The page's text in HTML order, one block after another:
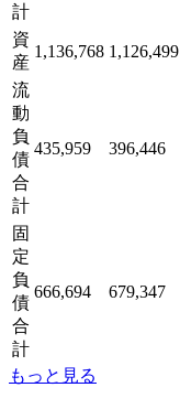
計
資
産
1,136,768 1,126,499
流
動
負
債
合
計
435,959 396,446
固
定
負
債
合
計
666,694 679,347
もっと見る